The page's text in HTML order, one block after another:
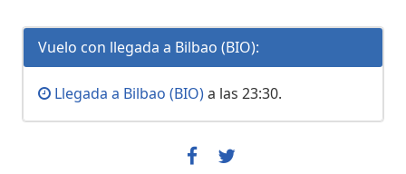
Vuelo con llegada a Bilbao (BIO):
Llegada a Bilbao (BIO)a las 23:30.